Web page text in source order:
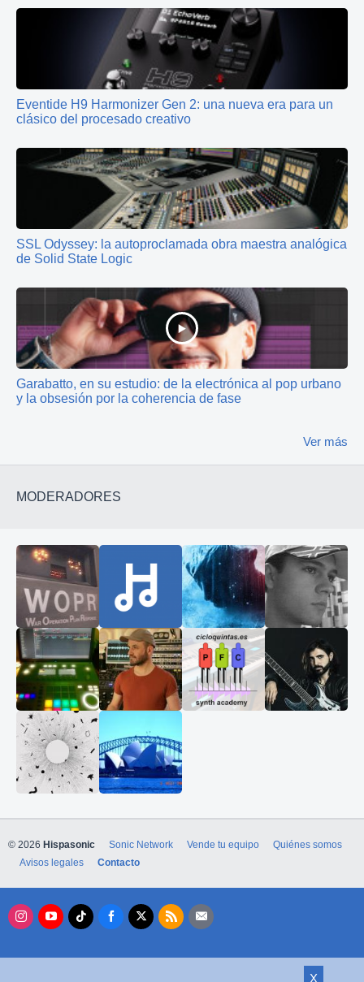
Eventide H9 Harmonizer Gen 2: una nueva era para un
clásico del procesado creativo
SSL Odyssey: la autoproclamada obra maestra analógica
de Solid State Logic
Garabatto, en su estudio: de la electrónica al pop urbano
y la obsesión por la coherencia de fase
Ver más
MODERADORES
X
© 2026 Hispasonic Sonic Network Vende tu equipo
Quiénes somos
Avisos legales
Contacto